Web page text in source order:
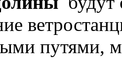
путями,